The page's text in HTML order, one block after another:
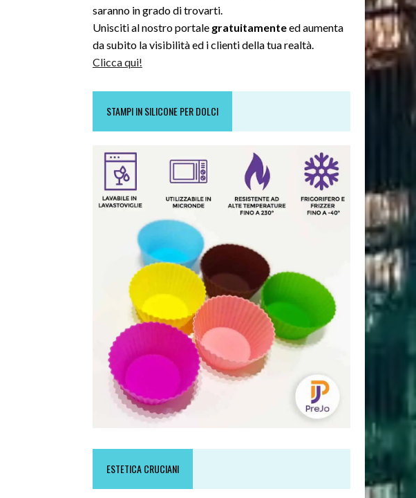
saranno in grado di trovarti.
Unisciti al nostro portale gratuitamenteed aumenta
da subito la visibilità ed i clienti della tua realtà.
Clicca qui!
STAMPI IN SILICONE PER DOLCI
ESTETICA CRUCIANI